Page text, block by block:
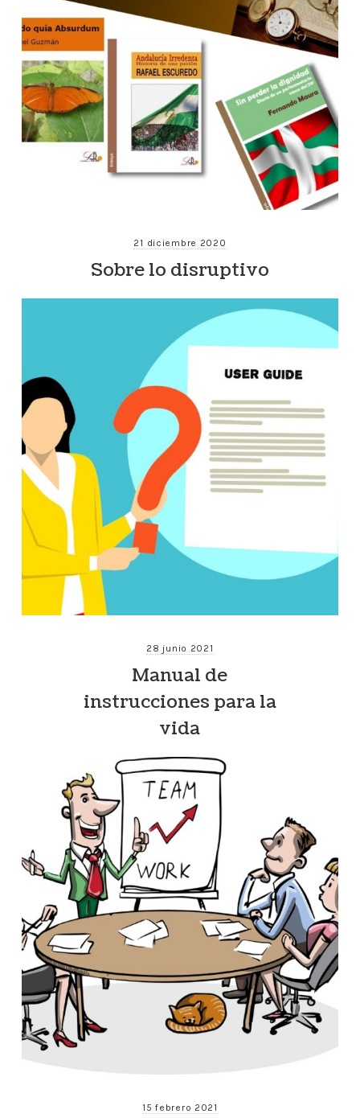
21 diciembre 2020
Sobre lo disruptivo
28 junio 2021
Manual de
instrucciones para la
vida
15 febrero 2021